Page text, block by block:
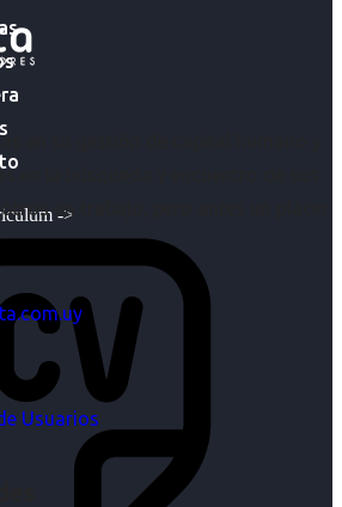
->
en su gestión de capital humano y
en la búsqueda y encuentro de sus
un trabajo, pero antes un placer.
Usuarios